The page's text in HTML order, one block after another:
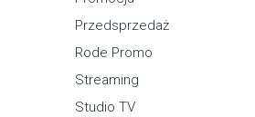
Przedsprzedaż
Rode Promo
Streaming
Studio TV